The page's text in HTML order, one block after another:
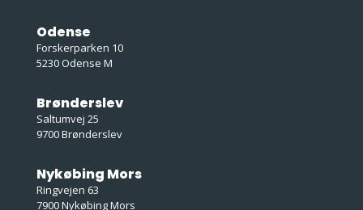
Odense
Forskerparken 10
5230 Odense M
Brønderslev
Saltumvej 25
9700 Brønderslev
Nykøbing Mors
Ringvejen 63
7900 Nykøbing Mors